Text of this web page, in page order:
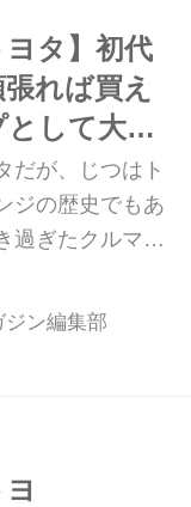
ヨタ】初代
れば買え
して大注
だが、じつはト
ジの歴史でもあ
過ぎたクルマか
首をかしげたく
タのチャレンジ
。第4回は「初
ン編集部